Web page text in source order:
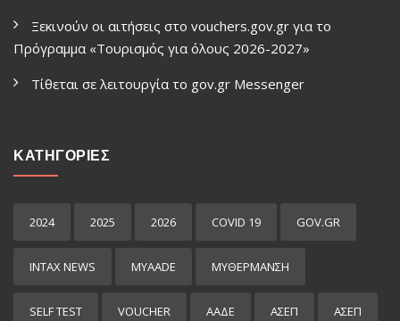
Ξεκινούν οι αιτήσεις στο vouchers.gov.gr για το
Πρόγραμμα «Τουρισμός για όλους 2026-2027»
Τίθεται σε λειτουργία το gov.gr Μessenger
ΚΑΤΗΓΟΡΙΕΣ
2024 2025 2026 COVID 19 GOV.GR
INTAX NEWS MYAADE MYΘΈΡΜΑΝΣΗ
SELF TEST VOUCHER ΑΑΔΕ ΑΣΕΠ ΑΣΕΠ